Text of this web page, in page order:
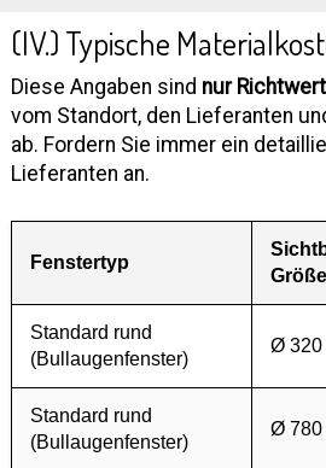
(IV.) Typische
Diese Angaben sind nur
vom Standort, den Lieferanten
ab. Fordern Sie immer ein
Lieferanten an.
Fenstertyp
Größe
Standard rund
(Bullaugenfenster)
Ø 320
Standard rund
(Bullaugenfenster)
Ø 780